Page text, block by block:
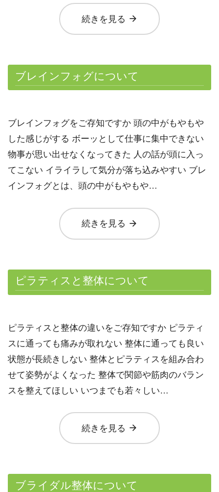
続きを見る arrow_forward
ブレインフォグについて
ブレインフォグをご存知ですか 頭の中がもやもや
した感じがする ボーッとして仕事に集中できない
物事が思い出せなくなってきた 人の話が頭に入っ
てこない イライラして気分が落ち込みやすい ブレ
インフォグとは、頭の中がもやもや…
続きを見る arrow_forward
ピラティスと整体について
ピラティスと整体の違いをご存知ですか ピラティ
スに通っても痛みが取れない 整体に通っても良い
状態が長続きしない 整体とピラティスを組み合わ
せて姿勢がよくなった 整体で関節や筋肉のバラン
スを整えてほしい いつまでも若々しい…
続きを見る arrow_forward
ブライダル整体について